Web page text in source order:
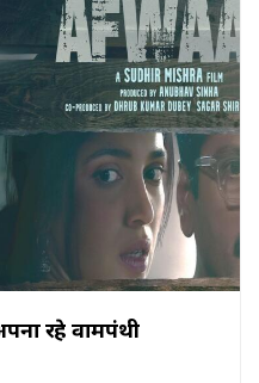
रहे वामपंथी